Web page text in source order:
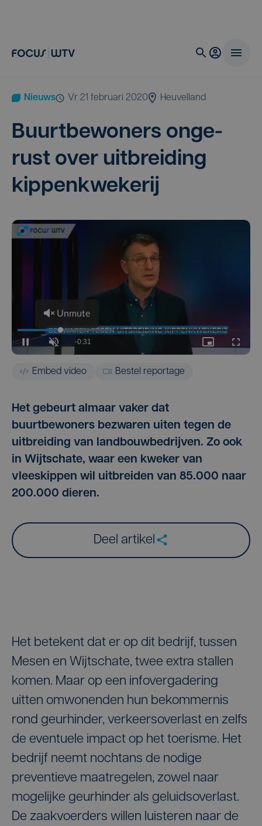
Nieuws vr 21 februari 2020 Heuvelland
Buurt­be­wo­ners onge­
rust over uit­brei­ding
kippenkwekerij
Embed video Bestel reportage
Het gebeurt almaar vaker dat
buurtbewoners bezwaren uiten tegen de
uitbreiding van landbouwbedrijven. Zo ook
in Wijtschate, waar een kweker van
vleeskippen wil uitbreiden van 85.000 naar
200.000 dieren.
Deel artikel
Het betekent dat er op dit bedrijf, tussen
Mesen en Wijtschate, twee extra stallen
komen. Maar op een infovergadering
uitten omwonenden hun bekommernis
rond geurhinder, verkeersoverlast en zelfs
de eventuele impact op het toerisme. Het
bedrijf neemt nochtans de nodige
preventieve maatregelen, zowel naar
mogelijke geurhinder als geluidsoverlast.
De zaakvoerders willen luisteren naar de